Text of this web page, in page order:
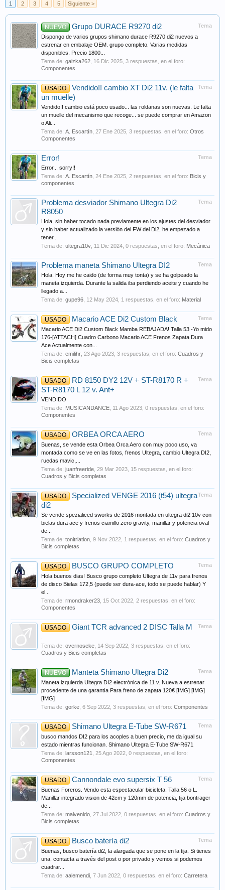
1 2 3 4 5 Siguiente >
Tema
NUEVO Grupo DURACE R9270 di2
Dispongo de varios grupos shimano durace R9270 di2 nuevos a
estrenar en embalaje OEM. grupo completo. Varias medidas
disponibles. Precio 1800...
Tema de: gaizka262 16 Dic 2025 , 3 respuestas, en el foro:
Componentes
Tema
USADO
Vendido!! cambio XT Di2 11v. (le falta
un muelle)
Vendido!! cambio está poco usado... las roldanas son nuevas. Le falta
un muelle del mecanismo que recoge... se puede comprar en Amazon
o Ali...
Tema de: A. Escartín 27 Ene 2025 , 3 respuestas, en el foro: Otros
Componentes
Tema
Error!
Error... sorry!!
Tema de: A. Escartín 24 Ene 2025 , 2 respuestas, en el foro: Bicis y
componentes
Tema
Problema desviador Shimano Ultegra Di2
R8050
Hola, sin haber tocado nada previamente en los ajustes del desviador
y sin haber actualizado la versión del FW del Di2, he empezado a
tener...
Tema de: ultegra10v 11 Dic 2024 , 0 respuestas, en el foro: Mecánica
Tema
Problema maneta Shimano Ultegra DI2
Hola, Hoy me he caido (de forma muy tonta) y se ha golpeado la
maneta izquierda. Durante la salida iba perdiendo aceite y cuando he
llegado a...
Tema de: gupe96 12 May 2024 , 1 respuestas, en el foro: Material
Tema
USADO Macario ACE Di2 Custom Black
Macario ACE Di2 Custom Black Mamba REBAJADA! Talla 53 -Yo mido
176-[ATTACH] Cuadro Carbono Macario ACE Frenos Zapata Dura
Ace Actualmente con...
Tema de: emilihr 23 Ago 2023 , 3 respuestas, en el foro: Cuadros y
Bicis completas
Tema
USADO
RD 8150 DY2 12V + ST-R8170 R +
ST-R8170 L 12 v. Ant+
VENDIDO
Tema de: MUSICANDANCE 11 Ago 2023 , 0 respuestas, en el foro:
Componentes
Tema
USADO ORBEA ORCA AERO
Buenas, se vende esta Orbea Orca Aero con muy poco uso, va
montada como se ve en las fotos, frenos Ultegra, cambio Ultegra DI2,
ruedas mavic,...
Tema de: juanfreeride 29 Mar 2023 , 15 respuestas, en el foro:
Cuadros y Bicis completas
Tema
USADO
Specialized VENGE 2016 (t54) ultegra
di2
Se vende spezialiced sworks de 2016 montada en ultegra di2 10v con
bielas dura ace y frenos ciamillo zero gravity, manillar y potencia oval
de...
Tema de: tonitriatlon 9 Nov 2022 , 1 respuestas, en el foro: Cuadros y
Bicis completas
Tema
USADO BUSCO GRUPO COMPLETO
Hola buenos dias! Busco grupo completo Ultegra de 11v para frenos
de disco Bielas 172,5 (puede ser dura-ace, todo se puede hablar) Y
el...
Tema de: rmondraker23 15 Oct 2022 , 2 respuestas, en el foro:
Componentes
Tema
USADO Giant TCR advanced 2 DISC Talla M
Tema de: overnoseke 14 Sep 2022 , 3 respuestas, en el foro:
Cuadros y Bicis completas
Tema
NUEVO Manteta Shimano Ultegra Di2
Maneta izquierda Ultegra DI2 electrónica de 11 v. Nueva a estrenar
procedente de una garantía Para freno de zapata 120€ [IMG] [IMG]
[IMG]
Tema de: gorke 6 Sep 2022 , 3 respuestas, en el foro: Componentes
Tema
USADO Shimano Ultegra E-Tube SW-R671
busco mandos DI2 para los acoples a buen precio, me da igual su
estado mientras funcionan. Shimano Ultegra E-Tube SW-R671
Tema de: larsson121 25 Ago 2022 , 0 respuestas, en el foro:
Componentes
Tema
USADO Cannondale evo supersix T 56
Buenas Foreros. Vendo esta espectacular bicicleta. Talla 56 o L.
Manillar integrado vision de 42cm y 120mm de potencia, tija bontrager
de...
Tema de: malvenido 27 Jul 2022 , 0 respuestas, en el foro: Cuadros y
Bicis completas
Tema
USADO Busco batería di2
Buenas, busco batería di2, la alargada que se pone en la tija. Si tienes
una, contacta a través del post o por privado y vemos si podemos
cuadrar...
Tema de: aalemendi 7 Jun 2022 , 0 respuestas, en el foro: Carretera